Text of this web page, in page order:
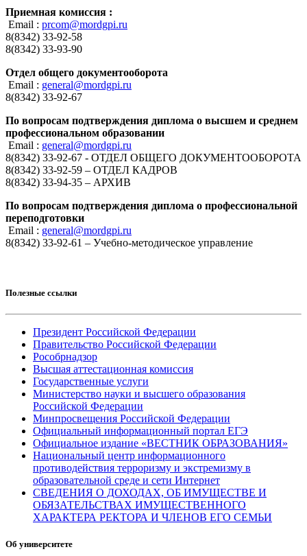
Приемная комиссия :
Email : prcom@mordgpi.ru
8(8342) 33-92-58
8(8342) 33-93-90
Отдел общего документооборота
Email : general@mordgpi.ru
8(8342) 33-92-67
По вопросам подтверждения диплома о высшем и среднем
профессиональном образовании
Email : general@mordgpi.ru
8(8342) 33-92-67 - ОТДЕЛ ОБЩЕГО ДОКУМЕНТООБОРОТА
8(8342) 33-92-59 – ОТДЕЛ КАДРОВ
8(8342) 33-94-35 – АРХИВ
По вопросам подтверждения диплома о профессиональной
переподготовки
Email : general@mordgpi.ru
8(8342) 33-92-61 – Учебно-методическое управление
Полезные ссылки
Президент Российской Федерации
Правительство Российской Федерации
Рособрнадзор
Высшая аттестационная комиссия
Государственные услуги
Министерство науки и высшего образования
Российской Федерации
Минпросвещения Российской Федерации
Официальный информационный портал ЕГЭ
Официальное издание «ВЕСТНИК ОБРАЗОВАНИЯ»
Национальный центр информационного
противодействия терроризму и экстремизму в
образовательной среде и сети Интернет
СВЕДЕНИЯ О ДОХОДАХ, ОБ ИМУЩЕСТВЕ И
ОБЯЗАТЕЛЬСТВАХ ИМУЩЕСТВЕННОГО
ХАРАКТЕРА РЕКТОРА И ЧЛЕНОВ ЕГО СЕМЬИ
Об университете